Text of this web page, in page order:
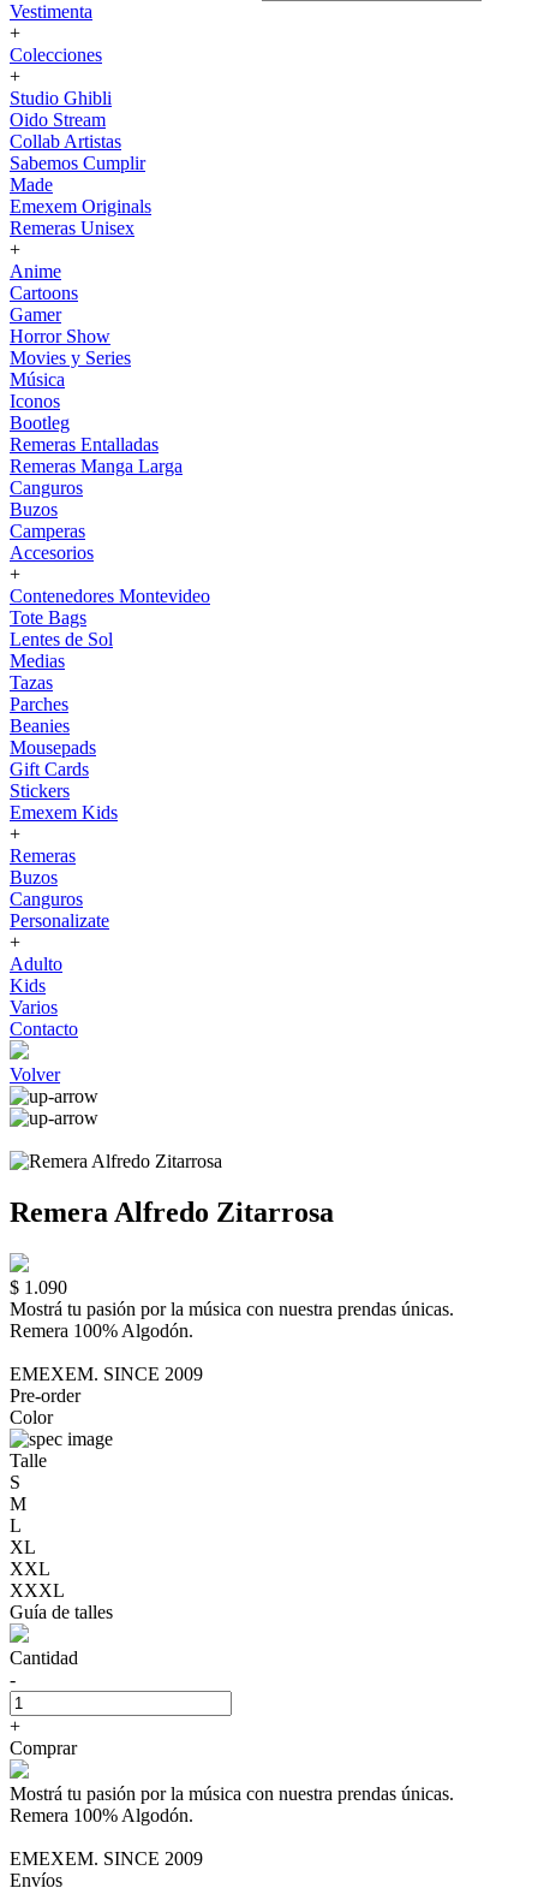
Vestimenta
+
Colecciones
+
Studio Ghibli
Oido Stream
Collab Artistas
Sabemos Cumplir
Made
Emexem Originals
Remeras Unisex
+
Anime
Cartoons
Gamer
Horror Show
Movies y Series
Música
Iconos
Bootleg
Remeras Entalladas
Remeras Manga Larga
Canguros
Buzos
Camperas
Accesorios
+
Contenedores Montevideo
Tote Bags
Lentes de Sol
Medias
Tazas
Parches
Beanies
Mousepads
Gift Cards
Stickers
Emexem Kids
+
Remeras
Buzos
Canguros
Personalizate
+
Adulto
Kids
Varios
Contacto
Volver
Remera Alfredo Zitarrosa
$ 1.090
Mostrá tu pasión por la música con nuestra prendas únicas.
Remera 100% Algodón.
EMEXEM. SINCE 2009
Pre-order
Color
Talle
S
M
L
XL
XXL
XXXL
Guía de talles
Cantidad
-
+
Comprar
Mostrá tu pasión por la música con nuestra prendas únicas.
Remera 100% Algodón.
EMEXEM. SINCE 2009
Envíos